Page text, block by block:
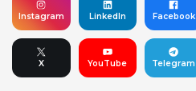
Instagram LinkedIn Facebook
X YouTube Telegram